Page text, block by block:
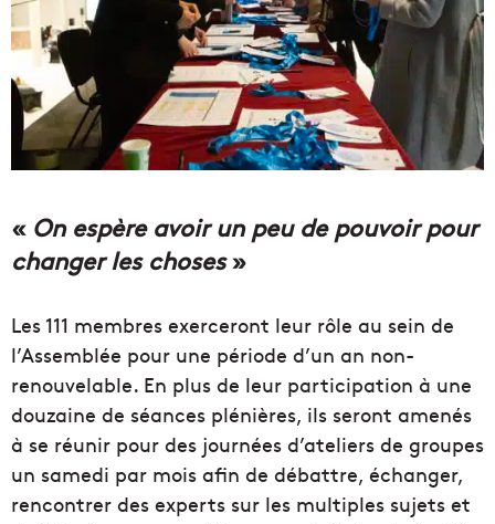
« On espère avoir un peu de pouvoir pour
changer les choses»
Les 111 membres exerceront leur rôle au sein de
l’Assemblée pour une période d’un an non-
renouvelable. En plus de leur participation à une
douzaine de séances plénières, ils seront amenés
à se réunir pour des journées d’ateliers de groupes
un samedi par mois afin de débattre, échanger,
rencontrer des experts sur les multiples sujets et